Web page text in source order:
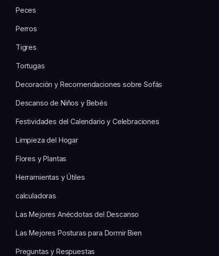
Peces
Perros
Tigres
Tortugas
Decoración y Recomendaciones sobre Sofás
Descanso de Niños y Bebés
Festividades del Calendario y Celebraciones
Limpieza del Hogar
Flores y Plantas
Herramientas y Útiles
calculadoras
Las Mejores Anécdotas del Descanso
Las Mejores Posturas para Dormir Bien
Preguntas y Respuestas